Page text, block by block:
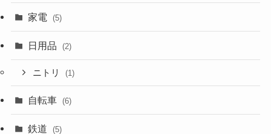
家電 (5)
日用品 (2)
ニトリ (1)
自転車 (6)
鉄道 (5)